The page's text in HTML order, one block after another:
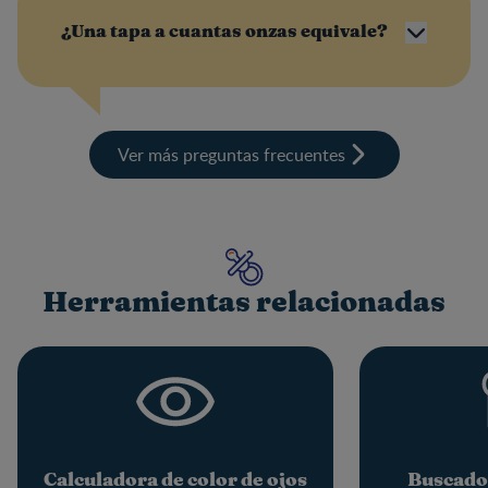
¿Una tapa a cuantas onzas equivale?
Ver más preguntas frecuentes
Herramientas relacionadas
Calculadora de color de ojos